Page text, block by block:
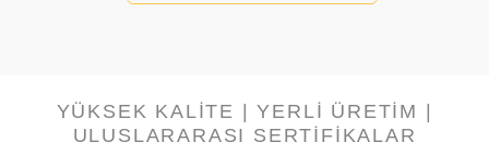
YÜKSEK KALITE | YERLI ÜRETIM |
ULUSLARARASI SERTIFIKALAR